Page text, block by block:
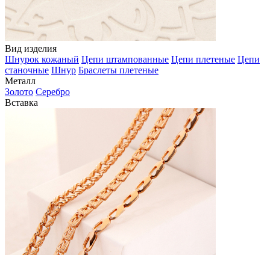
Вид изделия
Шнурок кожаный Цепи штампованные Цепи плетеные Цепи
станочные Шнур Браслеты плетеные
Металл
Золото Серебро
Вставка